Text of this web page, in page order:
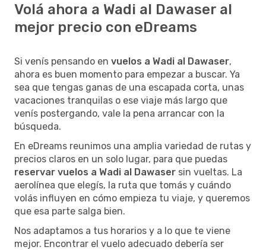
Volá ahora a Wadi al Dawaser al
mejor precio con eDreams
Si venís pensando en vuelos a Wadi al Dawaser,
ahora es buen momento para empezar a buscar. Ya
sea que tengas ganas de una escapada corta, unas
vacaciones tranquilas o ese viaje más largo que
venís postergando, vale la pena arrancar con la
búsqueda.
En eDreams reunimos una amplia variedad de rutas y
precios claros en un solo lugar, para que puedas
reservar vuelos a Wadi al Dawaser sin vueltas. La
aerolínea que elegís, la ruta que tomás y cuándo
volás influyen en cómo empieza tu viaje, y queremos
que esa parte salga bien.
Nos adaptamos a tus horarios y a lo que te viene
mejor. Encontrar el vuelo adecuado debería ser